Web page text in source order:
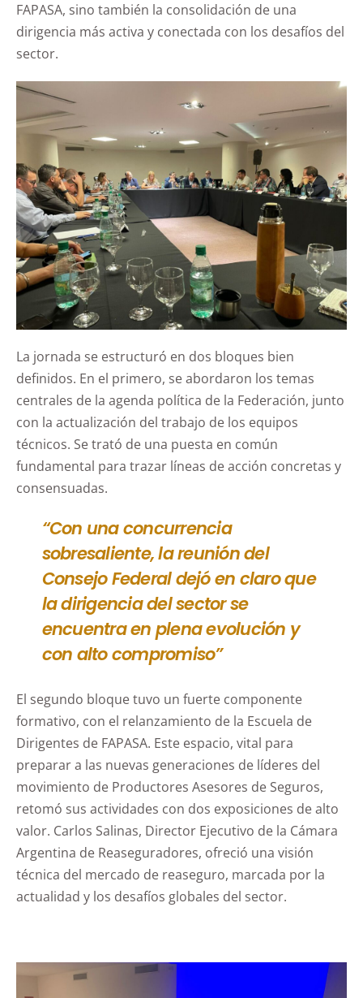
FAPASA, sino también la consolidación de una
dirigencia más activa y conectada con los desafíos del
sector.
La jornada se estructuró en dos bloques bien
definidos. En el primero, se abordaron los temas
centrales de la agenda política de la Federación, junto
con la actualización del trabajo de los equipos
técnicos. Se trató de una puesta en común
fundamental para trazar líneas de acción concretas y
consensuadas.
“Con una concurrencia
sobresaliente, la reunión del
Consejo Federal dejó en claro que
la dirigencia del sector se
encuentra en plena evolución y
con alto compromiso”
El segundo bloque tuvo un fuerte componente
formativo, con el relanzamiento de la Escuela de
Dirigentes de FAPASA. Este espacio, vital para
preparar a las nuevas generaciones de líderes del
movimiento de Productores Asesores de Seguros,
retomó sus actividades con dos exposiciones de alto
valor. Carlos Salinas, Director Ejecutivo de la Cámara
Argentina de Reaseguradores, ofreció una visión
técnica del mercado de reaseguro, marcada por la
actualidad y los desafíos globales del sector.